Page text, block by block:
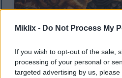
Miklix - Do Not Process My
If you wish to opt-out of the sale,
processing of your personal or
targeted advertising by us,